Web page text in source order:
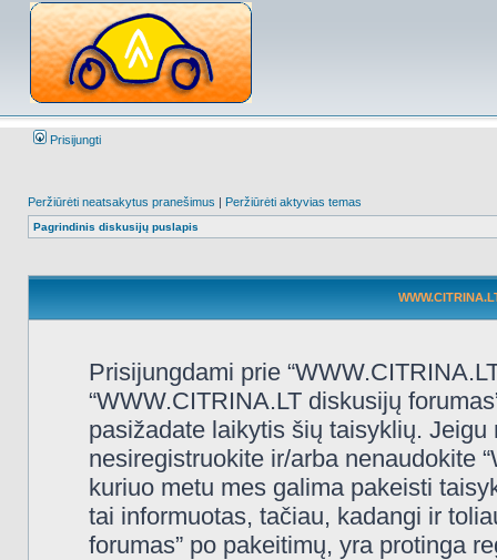
Prisijungti
Peržiūrėti neatsakytus pranešimus | Peržiūrėti aktyvias temas
Pagrindinis diskusijų puslapis
Prisijungdami prie
“WWW.CITRINA.LT diskusijų
pasižadate laikytis šių taisyklių.
nesiregistruokite ir/arba nenaudokite
kuriuo metu mes galima pakeisti
tai informuotas, tačiau, kadangi ir
forumas” po pakeitimų, yra protinga